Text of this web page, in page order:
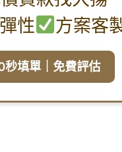
性
方案客
秒填單｜免費評估